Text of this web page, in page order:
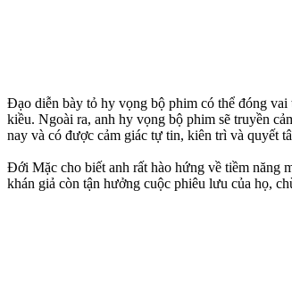
Đạo diễn bày tỏ hy vọng bộ phim có thể đóng
kiều. Ngoài ra, anh hy vọng bộ phim sẽ truyền
nay và có được cảm giác tự tin, kiên trì và quyết
Đới Mặc cho biết anh rất hào hứng về tiềm năng
khán giả còn tận hưởng cuộc phiêu lưu của họ,